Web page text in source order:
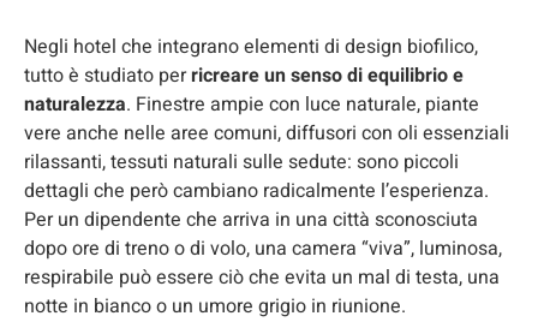
Negli hotel che integrano elementi di design biofilico,
tutto è studiato perricreare un senso di equilibrio e
naturalezza. Finestre ampie con luce naturale, piante
vere anche nelle aree comuni, diffusori con oli essenziali
rilassanti, tessuti naturali sulle sedute: sono piccoli
dettagli che però cambiano radicalmente l’esperienza.
Per un dipendente che arriva in una città sconosciuta
dopo ore di treno o di volo, una camera “viva”, luminosa,
respirabile può essere ciò che evita un mal di testa, una
notte in bianco o un umore grigio in riunione.